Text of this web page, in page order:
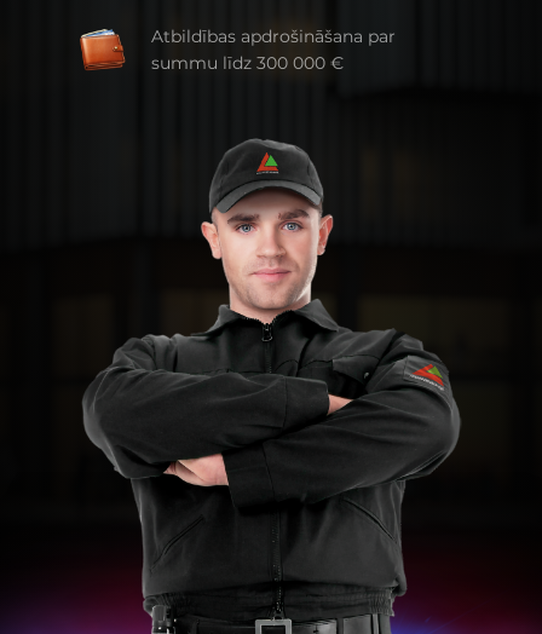
Atbildības apdrošināšana par
summu līdz 300 000 €